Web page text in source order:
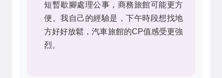
短暫歇腳處理公事，商務旅館可能更方
便。我自己的經驗是，下午時段想找地
方好好放鬆，汽車旅館的CP值感受更強
烈。